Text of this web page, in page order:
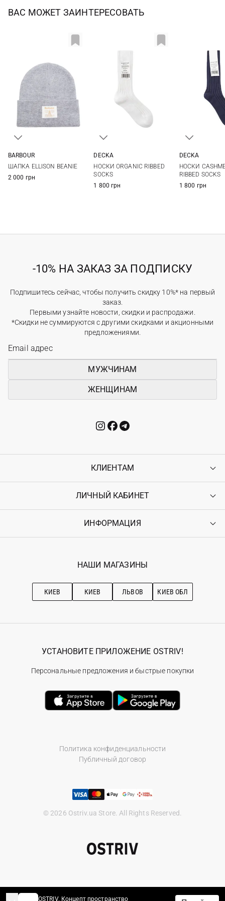
ВАС МОЖЕТ ЗАИНТЕРЕСОВАТЬ
BARBOUR
ШАПКА ELLISON BEANIE
2 000 грн
DECKA
НОСКИ ORGANIC RIBBED
SOCKS
1 800 грн
DECKA
НОСКИ
RIBBED SOCKS
1 800 грн
-10% НА ЗАКАЗ ЗА ПОДПИСКУ
Подпишитесь сейчас, чтобы получить скидку 10%* на первый
заказ.
Первыми узнайте новости, скидки и распродажи.
*Скидки не суммируются с другими скидками и акционными
предложениями.
МУЖЧИНАМ
ЖЕНЩИНАМ
КЛИЕНТАМ
Контакты
Возврат
Гарантия
ЛИЧНЫЙ КАБИНЕТ
Войти
Ostriv Club+
ИНФОРМАЦИЯ
Наши магазини
Рекомендации по уходу
НАШИ МАГАЗИНЫ
КИЕВ КИЕВ ЛЬВОВ КИЕВ ОБЛ
Политика конфиденциальности
Публичный договор
© 2026 Ostriv.ua Store. All Rights Reserved.
УСТАНОВИТЕ ПРИЛОЖЕНИЕ OSTRIV!
Персональные предложения и быстрые покупки
OSTRIV. Концепт пространство